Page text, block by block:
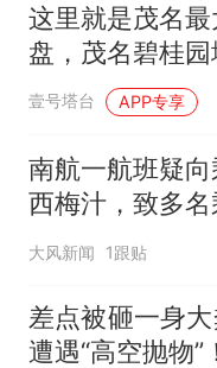
这里就是茂名
盘，茂名碧桂
壹号塔台 APP专享
南航一航班疑
西梅汁，致多名
行途中排队上厕
厕所；客服回
架飞机都会发放
大风新闻 1跟贴
差点被砸一身
遭遇“高空抛物